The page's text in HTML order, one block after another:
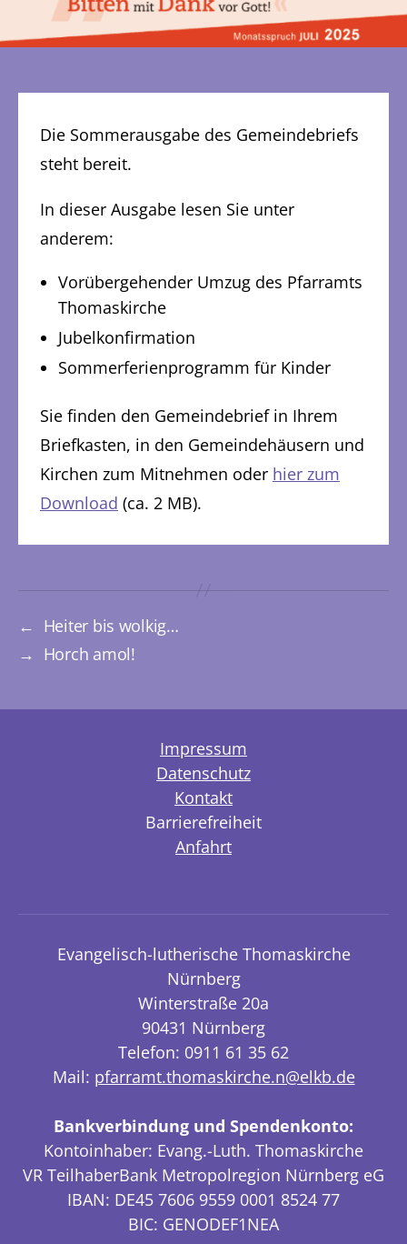
Die Sommerausgabe des Gemeindebriefs
steht bereit.
In dieser Ausgabe lesen Sie unter
anderem:
Vorübergehender Umzug des Pfarramts
Thomaskirche
Jubelkonfirmation
Sommerferienprogramm für Kinder
Sie finden den Gemeindebrief in Ihrem
Briefkasten, in den Gemeindehäusern und
Kirchen zum Mitnehmen oder hier zum
Download (ca. 2 MB).
← Heiter bis wolkig…
→
Horch amol!
Impressum
Datenschutz
Kontakt
Barrierefreiheit
Anfahrt
Evangelisch-lutherische Thomaskirche
Nürnberg
Winterstraße 20a
90431 Nürnberg
Telefon: 0911 61 35 62
Mail: pfarramt.thomaskirche.n@elkb.de
Bankverbindung und Spendenkonto:
Kontoinhaber: Evang.-Luth. Thomaskirche
VR TeilhaberBank Metropolregion Nürnberg eG
IBAN: DE45 7606 9559 0001 8524 77
BIC: GENODEF1NEA